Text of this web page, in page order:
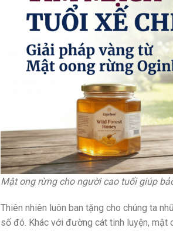
Mật ong rừng cho người cao tuổi giúp
Thiên nhiên luôn ban tặng cho chúng ta
số đó. Khác với đường cát tinh luyện,